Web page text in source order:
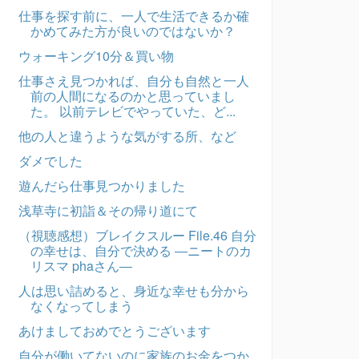
仕事を探す前に、一人で生活できるか確
かめてみた方が良いのではないか？
ウォーキング10分＆買い物
仕事さえ見つかれば、自分も自然と一人
前の人間になるのかと思っていまし
た。 以前テレビでやっていた、ど...
他の人と違うような気がする所、など
ダメでした
遊んだら仕事見つかりました
浅草寺に初詣＆その帰り道にて
（視聴感想）ブレイクスルー File.46 自分
の幸せは、自分で決める ―ニートのカ
リスマ phaさん―
人は思い詰めると、身近な幸せも分から
なくなってしまう
あけましておめでとうございます